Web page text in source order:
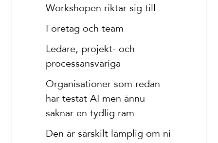
Workshopen riktar sig till
Företag och team
Ledare, projekt- och
processansvariga
Organisationer som redan
har testat AI men ännu
saknar en tydlig ram
Den är särskilt lämplig om ni